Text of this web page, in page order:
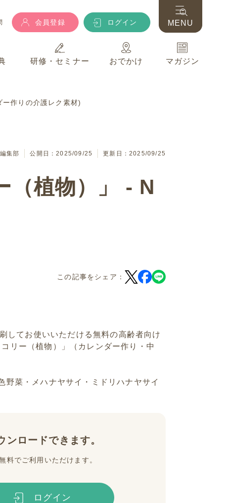
会員登録 ログイン
研修・セミナー おでかけ マガジン
MENU
作りの介護レク素材)
集部 公開日：2025/09/25 更新日：2025/09/25
（植物）」 - N
この記事をシェア：
してお使いいただける無料の高齢者向け
リー（植物）」（カレンダー作り・中
菜・メハナヤサイ・ミドリハナヤサイ
ンロードできます。
料でご利用いただけます。
ログイン